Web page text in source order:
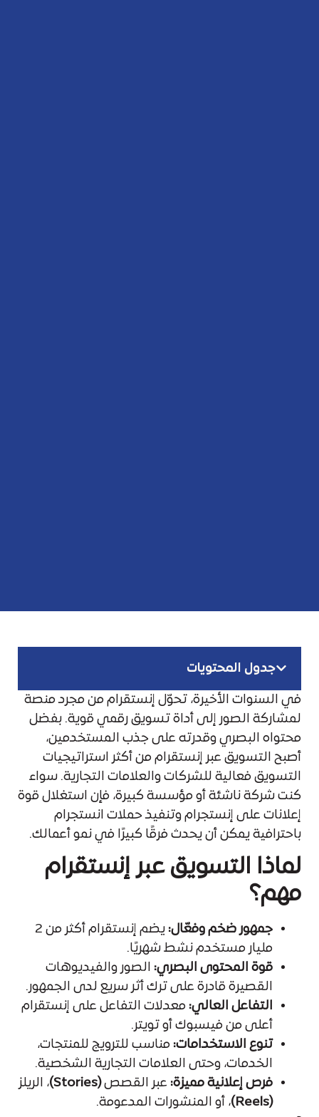
جدول المحتويات
في السنوات الأخيرة، تحوّل إنستقرام من مجرد منصة
لمشاركة الصور إلى أداة تسويق رقمي قوية. بفضل
محتواه البصري وقدرته على جذب المستخدمين،
أصبح التسويق عبر إنستقرام من أكثر استراتيجيات
التسويق فعالية للشركات والعلامات التجارية. سواء
كنت شركة ناشئة أو مؤسسة كبيرة، فإن استغلال قوة
إعلانات على إنستجرام وتنفيذ حملات انستجرام
باحترافية يمكن أن يحدث فرقًا كبيرًا في نمو أعمالك.
لماذا التسويق عبر إنستقرام
مهم؟
جمهور ضخم وفعّال:
يضم إنستقرام أكثر من 2
مليار مستخدم نشط شهريًا.
قوة المحتوى البصري: الصور والفيديوهات
القصيرة قادرة على ترك أثر سريع لدى الجمهور.
التفاعل العالي: معدلات التفاعل على إنستقرام
أعلى من فيسبوك أو تويتر.
تنوع الاستخدامات: مناسب للترويج للمنتجات،
الخدمات، وحتى العلامات التجارية الشخصية.
فرص إعلانية مميزة: عبر القصص(Stories)
، الريلز
(Reels)
، أو المنشورات المدعومة.